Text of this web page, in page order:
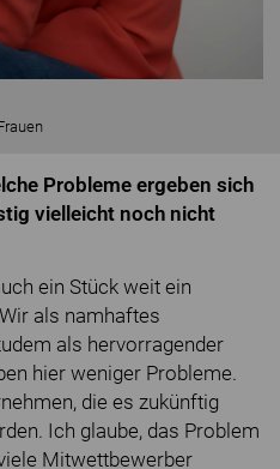
Probleme ergeben sich
vielleicht noch nicht
ein Stück weit ein
als namhaftes
als hervorragender
hier weniger Probleme.
die es zukünftig
Ich glaube, das Problem
Mitwettbewerber